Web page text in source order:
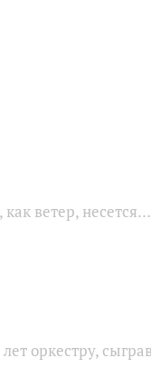
как ветер,
лет оркестру,